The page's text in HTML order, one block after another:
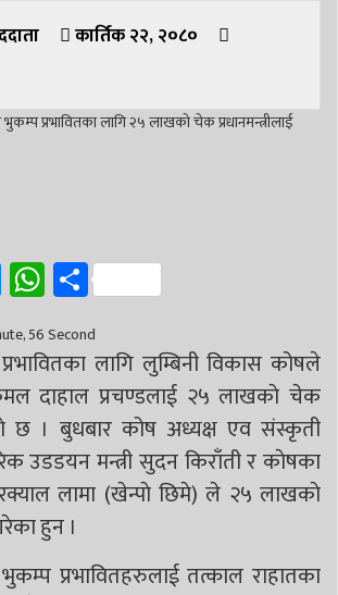
# बुटवल उपमहान # स्वास्थ्य
कार्तिक २२, २०८०
Messenger
WhatsApp
Share
56 Second
लागि लुम्बिनी विकास कोषले
दाहाल प्रचण्डलाई २५ लाखकाे चेक
छ । बुधबार कोष अध्यक्ष एव संस्कृती
उडडयन मन्त्री सुदन किराँती र काेषका
लामा (खेन्पाे छिमे) ले २५ लाखकाे
हुन ।
प्रभावितहरुलाई तत्काल राहातका